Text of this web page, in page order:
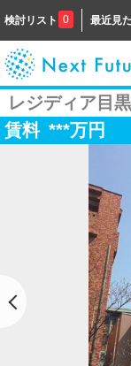
検討リスト 0 最近見
レジディア目
賃料 ***万円